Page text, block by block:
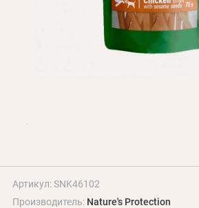
Оптовым клиентам
Контакты
Артикул: SNK46102
Производитель: Nature's Protection